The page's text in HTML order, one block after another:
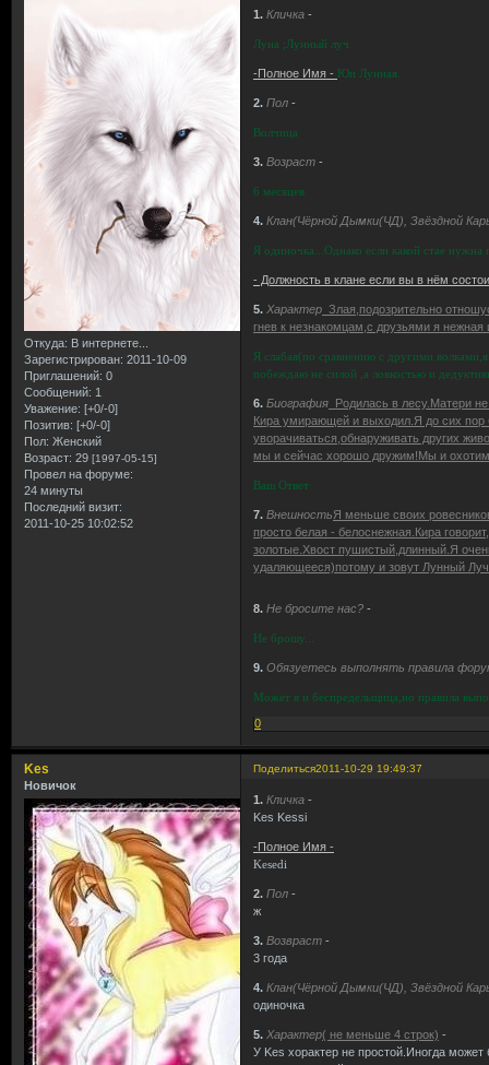
Откуда: В интернете...
Зарегистрирован: 2011-10-09
Приглашений: 0
Сообщений: 1
Уважение: [+0/-0]
Позитив: [+0/-0]
Пол: Женский
Возраст: 29 [1997-05-15]
Провел на форуме:
24 минуты
Последний визит:
2011-10-25 10:02:52
1. Кличка -
Луна ;Лунный луч
-Полное Имя - Юи Лунная.
2. Пол -
Волчица
3. Возраст -
6 месяцев
4. Клан(Чёрной Дымки(ЧД), Звёздной
Я одиночка...Однако если какой стае
- Должность в клане если вы в нём
5. Характер Злая,подозрительно
гнев к незнакомцам,с друзьями я нежная
Я слабая(по сравнению с другими
побеждаю не силой ,а ловкостью и
6. Биография Родилась в лесу.Матери
Кира умирающей и выходил.Я до сих пор
уворачиваться,обнаруживать других
мы и сейчас хорошо дружим!Мы и
Ваш Ответ
7. ВнешностьЯ меньше своих
просто белая - белоснежная.Кира
золотые.Хвост пушистый,длинный.Я
удаляющееся)потому и зовут Лунный
8. Не бросите нас? -
Не брошу...
9. Обязуетесь выполнять правила
Может я и беспредельщица,но правила
0
Поделиться2011-10-29 19:49:37
Kes
Новичок
1. Кличка -
Kes Kessi
-Полное Имя -
Kesedi
2. Пол -
ж
3. Возвраст -
3 года
4. Клан(Чёрной Дымки(ЧД), Звёздной
одиночка
5. Характер( не меньше 4 строк) -
У Kes хорактер не простой.Иногда